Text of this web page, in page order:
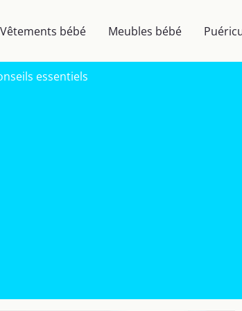
Vêtements bébé Meubles bébé
essentiels